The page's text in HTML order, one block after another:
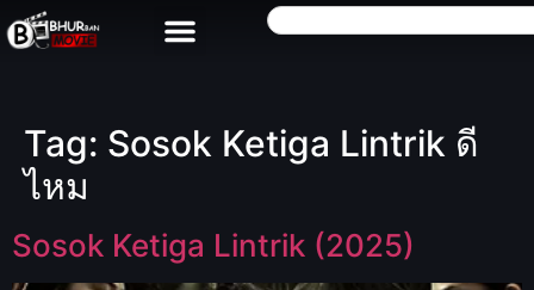
Tag: Sosok Ketiga Lintrik ดี
ไหม
Sosok Ketiga Lintrik (2025)